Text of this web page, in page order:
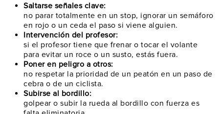
Saltarse señales clave:
no parar totalmente en un stop, ignorar un semáforo
en rojo o un ceda el paso si viene alguien.
Intervención del profesor:
si el profesor tiene que frenar o tocar el volante
para evitar un roce o un susto, estás fuera.
Poner en peligro a otros:
no respetar la prioridad de un peatón en un paso de
cebra o de un ciclista.
Subirse al bordillo:
golpear o subir la rueda al bordillo con fuerza es